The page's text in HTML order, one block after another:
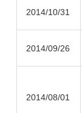
2014/10/31
2014/09/26
2014/08/01